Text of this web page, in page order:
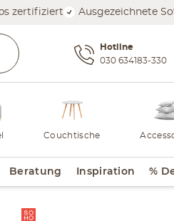
zertifiziert Ausgezeichnete
Hotline
030 634183-330
Couchtische
Beratung Inspiration %
Inhalt der Seitenleiste